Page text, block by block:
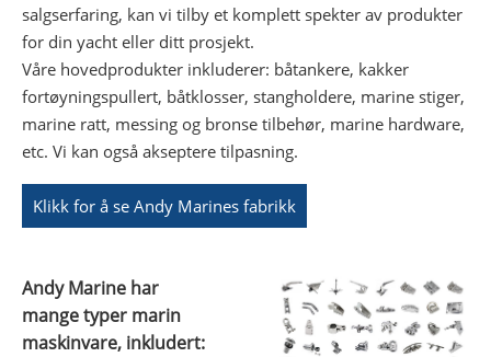
salgserfaring, kan vi tilby et komplett spekter av produkter
for din yacht eller ditt prosjekt.
Våre hovedprodukter inkluderer: båtankere, kakker
fortøyningspullert, båtklosser, stangholdere, marine stiger,
marine ratt, messing og bronse tilbehør, marine hardware,
etc. Vi kan også akseptere tilpasning.
Klikk for å se Andy Marines fabrikk
Andy Marine har
mange typer marin
maskinvare, inkludert: